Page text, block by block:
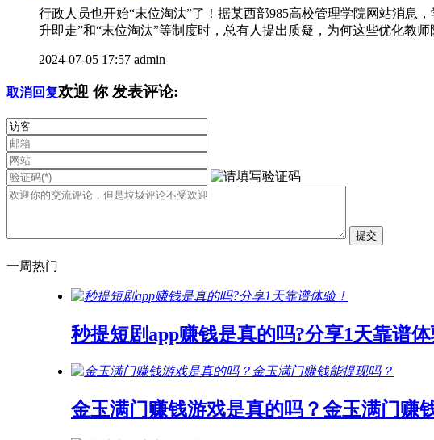
行政人员也开始“末位淘汰”了！据某西部985高校管理学院网站消息
升即走”和“末位淘汰”等制度时，总有人提出质疑，为何这些优化教师
2024-07-05 17:57 admin
取消回复欢迎 你发表评论:
一周热门
秒提短剧app赚钱是真的吗?分享1天靠谱体
金玉满门赚钱游戏是真的吗？金玉满门赚